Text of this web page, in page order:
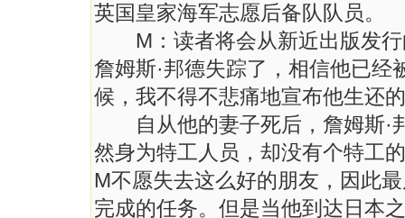
英国皇家海军志愿后备队队员。
M：读者将会从新近出版发行
詹姆斯·邦德失踪了，相信他已
候，我不得不悲痛地宣布他生
自从他的妻子死后，詹姆斯·
然身为特工人员，却没有个特工
M不愿失去这么好的朋友，因此
完成的任务。但是当他到达日本